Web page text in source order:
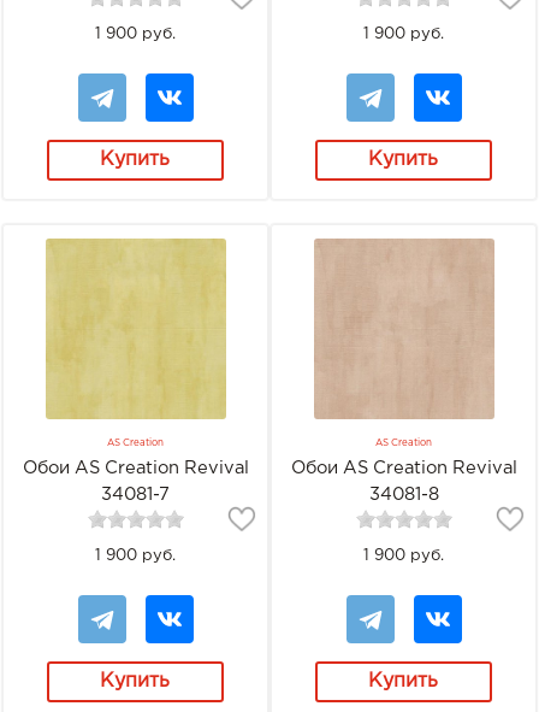
1 900 руб.
Купить
1 900 руб.
Купить
AS Creation
Обои AS Creation Revival
34081-7
1 900 руб.
Купить
AS Creation
Обои AS Creation Revival
34081-8
1 900 руб.
Купить